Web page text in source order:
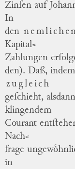
Zinſen auf
In
den
Kapital⸗
Zahlungen
den). Daß,
zugleich
geſchieht,
klingendem
Courant
Nach⸗
frage
in